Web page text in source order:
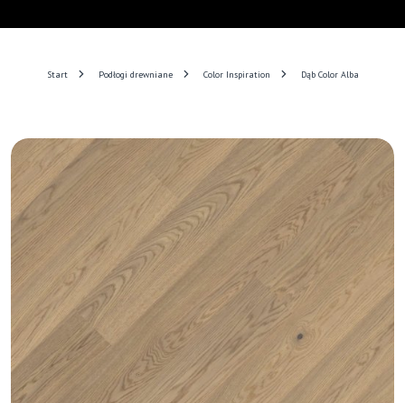
Start Podłogi drewniane Color Inspiration Dąb Color Alba